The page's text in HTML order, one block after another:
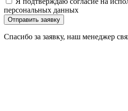
персональных данных
Отправить заявку
Спасибо за заявку, наш менеджер